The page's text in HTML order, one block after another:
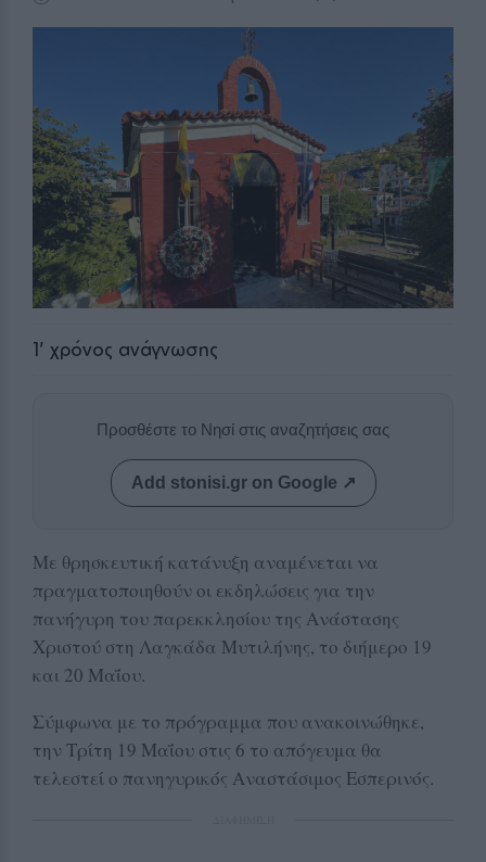
1' χρόνος ανάγνωσης
Προσθέστε το Νησί στις αναζητήσεις σας
Add stonisi.gr on Google ↗
Με θρησκευτική κατάνυξη αναμένεται να
πραγματοποιηθούν οι εκδηλώσεις για την
πανήγυρη του παρεκκλησίου της Ανάστασης
Χριστού στη Λαγκάδα Μυτιλήνης, το διήμερο 19
και 20 Μαΐου.
Σύμφωνα με το πρόγραμμα που ανακοινώθηκε,
την Τρίτη 19 Μαΐου στις 6 το απόγευμα θα
τελεστεί ο πανηγυρικός Αναστάσιμος Εσπερινός.